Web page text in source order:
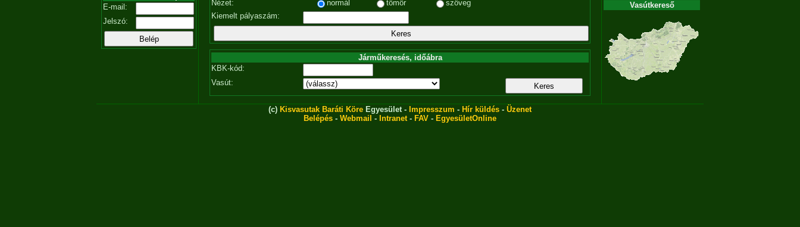
E-mail:
Jelszó:
Nézet:
normál tömör
szöveg
Kiemelt pályaszám:
Járműkeresés, időábra
KBK-kód:
Vasút:
Vasútkereső
(c) Kisvasutak Baráti Köre Egyesület - Impresszum - Hír küldés - Üzenet
Belépés - Webmail - Intranet- FAV - EgyesületOnline